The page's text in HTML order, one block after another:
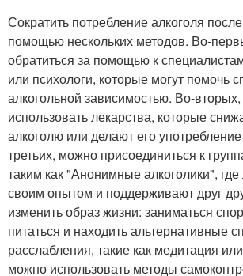
Сократить потребление алкоголя
помощью нескольких методов. Во-
обратиться за помощью к
или психологи, которые могут помочь
алкогольной зависимостью. Во-
использовать лекарства, которые
алкоголю или делают его
третьих, можно присоединиться к
таким как "Анонимные алкоголики",
своим опытом и поддерживают друг
изменить образ жизни: заниматься
питаться и находить альтернативные
расслабления, такие как медитация
можно использовать методы